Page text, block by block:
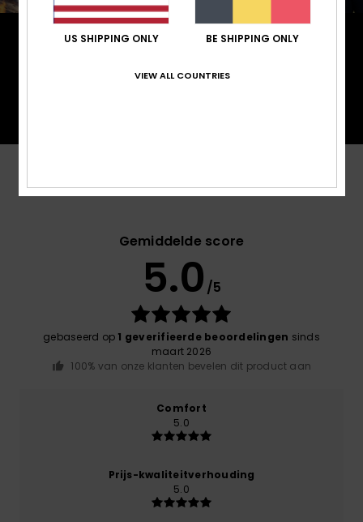
PrimaLoft® bestaat uit superfijne vezels die warmte
gerecyclede consumentenvezels en is biologisch
Reviews van klanten
Gemiddelde score
5.0 /5
gebaseerd op 1 geverifieerde beoordelingen sinds
maart 2026
100% van onze klanten bevelen dit product aan
Comfort
5.0
Prijs-kwaliteitverhouding
5.0
US SHIPPING ONLY BE SHIPPING ONLY
VIEW ALL COUNTRIES